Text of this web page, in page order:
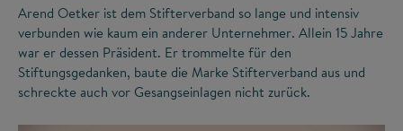
Arend Oetker ist dem Stifterverband so lange und intensiv
verbunden wie kaum ein anderer Unternehmer. Allein 15 Jahre
war er dessen Präsident. Er trommelte für den
Stiftungsgedanken, baute die Marke Stifterverband aus und
schreckte auch vor Gesangseinlagen nicht zurück.